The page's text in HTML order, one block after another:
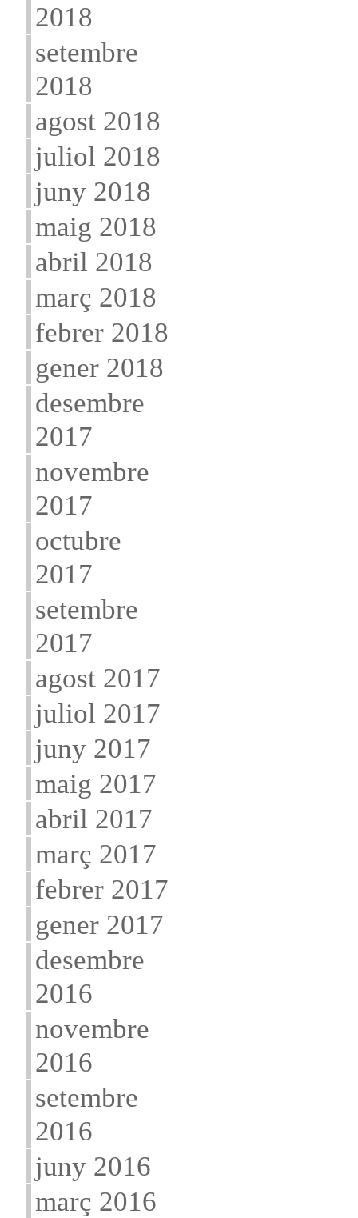
2018
setembre
2018
agost 2018
juliol 2018
juny 2018
maig 2018
abril 2018
març 2018
febrer 2018
gener 2018
desembre
2017
novembre
2017
octubre
2017
setembre
2017
agost 2017
juliol 2017
juny 2017
maig 2017
abril 2017
març 2017
febrer 2017
gener 2017
desembre
2016
novembre
2016
setembre
2016
juny 2016
març 2016